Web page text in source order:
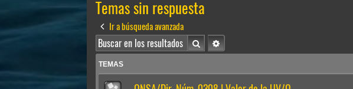
Temas sin respuesta
Ir a búsqueda avanzada
BuscarBúsqueda avanzada
TEMAS